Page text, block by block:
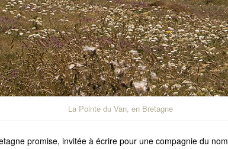
La Pointe du Van, en Bretagne
promise, invitée à écrire pour une compagnie du nom